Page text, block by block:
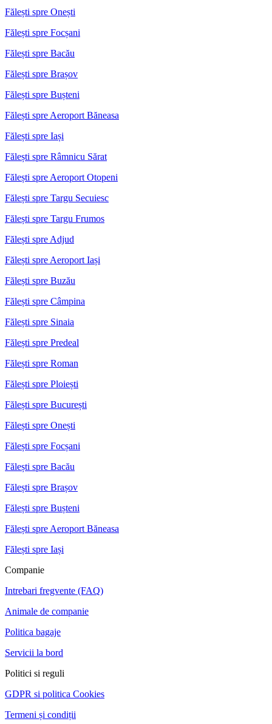
Fălești spre Onești
Fălești spre Focșani
Fălești spre Bacău
Fălești spre Brașov
Fălești spre Bușteni
Fălești spre Aeroport Băneasa
Fălești spre Iași
Fălești spre Râmnicu Sărat
Fălești spre Aeroport Otopeni
Fălești spre Targu Secuiesc
Fălești spre Targu Frumos
Fălești spre Adjud
Fălești spre Aeroport Iași
Fălești spre Buzău
Fălești spre Câmpina
Fălești spre Sinaia
Fălești spre Predeal
Fălești spre Roman
Fălești spre Ploiești
Fălești spre București
Fălești spre Onești
Fălești spre Focșani
Fălești spre Bacău
Fălești spre Brașov
Fălești spre Bușteni
Fălești spre Aeroport Băneasa
Fălești spre Iași
Companie
Intrebari fregvente (FAQ)
Animale de companie
Politica bagaje
Servicii la bord
Politici si reguli
GDPR si politica Cookies
Termeni și condiții